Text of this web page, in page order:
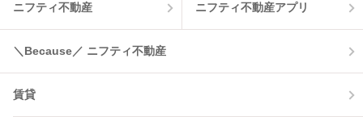
ニフティ不動産 ニフティ不動産アプリ
＼Because／ ニフティ不動産
賃貸